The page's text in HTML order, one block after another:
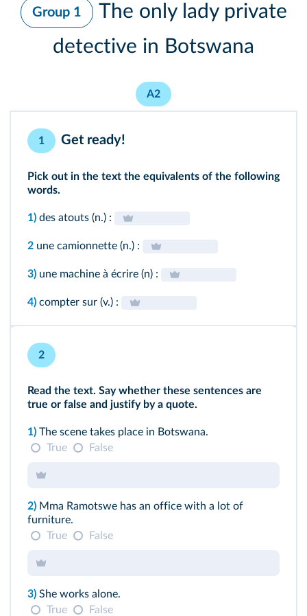
Group 1
The only lady private
detective in Botswana
A2
1 Get ready!
Pick out in the text the equivalents of the following
words.
1) des atouts (n.) :
2 une camionnette (n.) :
3) une machine à écrire (n) :
4) compter sur (v.) :
2
Read the text. Say whether these sentences are
true or false and justify by a quote.
1) The scene takes place in Botswana.
True
False
2) Mma Ramotswe has an office with a lot of
furniture.
True
False
3) She works alone.
True
False